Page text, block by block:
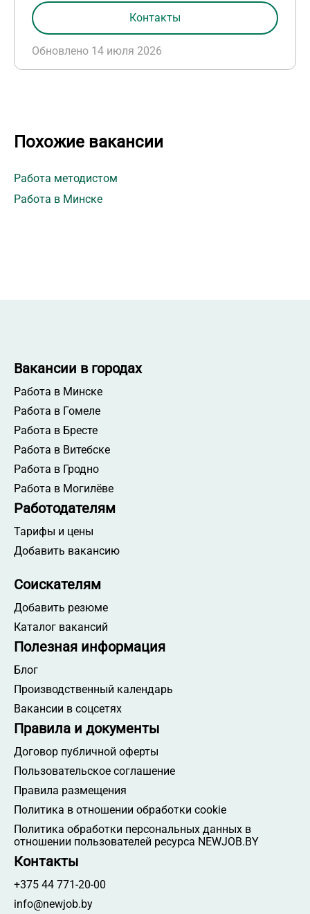
Обновлено 14 июля 2026
Контакты
Похожие вакансии
Работа методистом
Работа в Минске
Вакансии в городах
Работа в Минске
Работа в Гомеле
Работа в Бресте
Работа в Витебске
Работа в Гродно
Работа в Могилёве
Работодателям
Тарифы и цены
Добавить вакансию
Соискателям
Добавить резюме
Каталог вакансий
Полезная информация
Блог
Производственный календарь
Вакансии в соцсетях
Правила и документы
Договор публичной оферты
Пользовательское соглашение
Правила размещения
Политика в отношении обработки cookie
Политика обработки персональных данных в
отношении пользователей ресурса NEWJOB.BY
Контакты
+375 44 771-20-00
info@newjob.by